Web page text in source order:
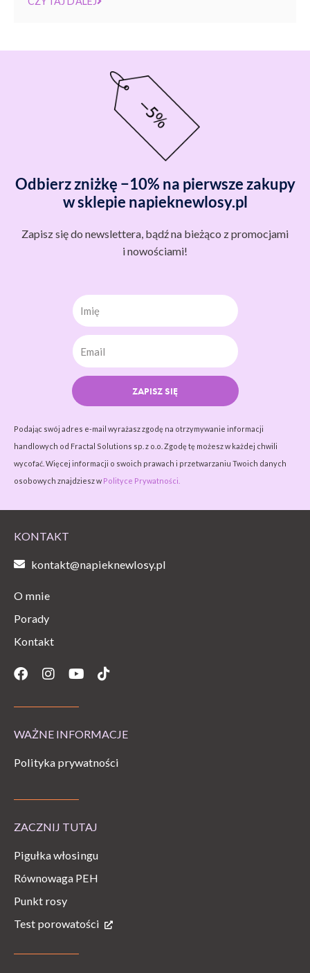
Odbierz zniżkę −10% na pierwsze zakupy
w sklepie napieknewlosy.pl
Zapisz się do newslettera, bądź na bieżąco z promocjami
i nowościami!
Imię
ZAPISZ SIĘ
Podając swój adres e-mail wyrażasz zgodę na otrzymywanie informacji
handlowych od Fractal Solutions sp. z o.o. Zgodę tę możesz w każdej chwili
wycofać. Więcej informacji o swoich prawach i przetwarzaniu Twoich danych
osobowych znajdziesz w Polityce Prywatności.
KONTAKT
kontakt@napieknewlosy.pl
O mnie
Porady
Kontakt
Facebook
Instagram
YoutubeTiktok
WAŻNE INFORMACJE
Polityka prywatności
ZACZNIJ TUTAJ
Pigułka włosingu
Równowaga PEH
Punkt rosy
Test porowatości